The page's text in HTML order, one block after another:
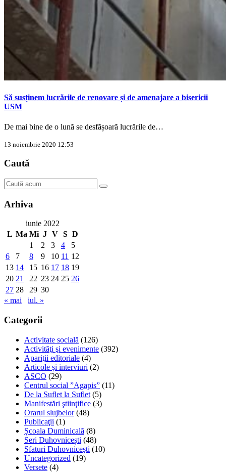
Să susținem lucrările de renovare și de amenajare a bisericii
USM
De mai bine de o lună se desfășoară lucrările de…
13 noiembrie 2020 12:53
Caută
Arhiva
iunie 2022
L Ma Mi J V S D
1
2 3 4
5
6
7 8 9 10 11 12
13 14 15 16 17 18 19
20 21 22 23 24 25 26
27 28 29 30
« mai
iul. »
Categorii
Activitate socială (126)
Activităţi şi evenimente (392)
Apariţii editoriale (4)
Articole şi interviuri (2)
ASCO (29)
Centrul social ”Agapis” (11)
De la Suflet la Suflet (5)
Manifestări ştiinţifice (3)
Orarul slujbelor(48)
Publicaţii (1)
Școala Duminicală (8)
Seri Duhovnicești (48)
Sfaturi Duhovniceşti (10)
Uncategorized (19)
Versete (4)